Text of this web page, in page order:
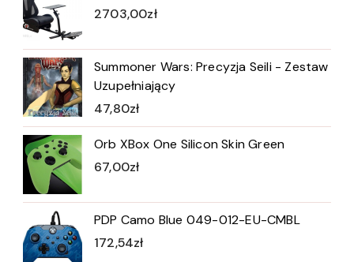
2703,00zł
Summoner Wars: Precyzja Seili - Zestaw
Uzupełniający
47,80zł
Orb XBox One Silicon Skin Green
67,00zł
PDP Camo Blue 049-012-EU-CMBL
172,54zł